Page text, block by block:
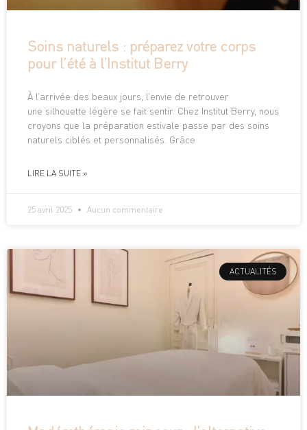
Soins naturels : préparez votre corps
pour l’été à l’Institut Berry
À l’arrivée des beaux jours, l’envie de retrouver
une silhouette légère se fait sentir. Chez Institut Berry, nous
croyons que la préparation estivale passe par des soins
naturels ciblés et personnalisés. Grâce
LIRE LA SUITE »
25 avril 2025 Aucun commentaire
ACTUALITÉS